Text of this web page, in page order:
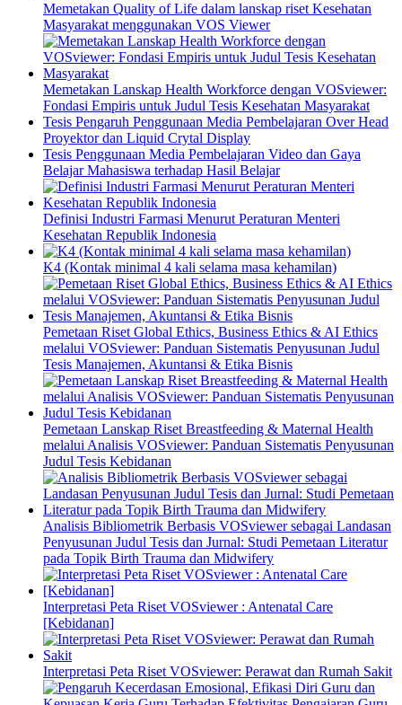
Memetakan Quality of Life dalam lanskap riset Kesehatan
Masyarakat menggunakan VOS Viewer
Memetakan Lanskap Health Workforce dengan VOSviewer:
Fondasi Empiris untuk Judul Tesis Kesehatan Masyarakat
Tesis Pengaruh Penggunaan Media Pembelajaran Over Head
Proyektor dan Liquid Crytal Display
Tesis Penggunaan Media Pembelajaran Video dan Gaya
Belajar Mahasiswa terhadap Hasil Belajar
Definisi Industri Farmasi Menurut Peraturan Menteri
Kesehatan Republik Indonesia
K4 (Kontak minimal 4 kali selama masa kehamilan)
Pemetaan Riset Global Ethics, Business Ethics & AI Ethics
melalui VOSviewer: Panduan Sistematis Penyusunan Judul
Tesis Manajemen, Akuntansi & Etika Bisnis
Pemetaan Lanskap Riset Breastfeeding & Maternal Health
melalui Analisis VOSviewer: Panduan Sistematis Penyusunan
Judul Tesis Kebidanan
Analisis Bibliometrik Berbasis VOSviewer sebagai Landasan
Penyusunan Judul Tesis dan Jurnal: Studi Pemetaan Literatur
pada Topik Birth Trauma dan Midwifery
Interpretasi Peta Riset VOSviewer : Antenatal Care
[Kebidanan]
Interpretasi Peta Riset VOSviewer: Perawat dan Rumah Sakit